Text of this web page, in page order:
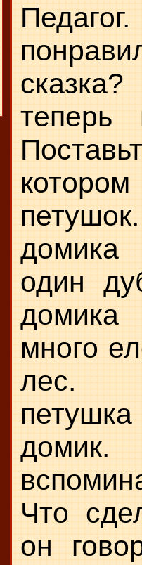
теперь
один
много
лес.
Что
он